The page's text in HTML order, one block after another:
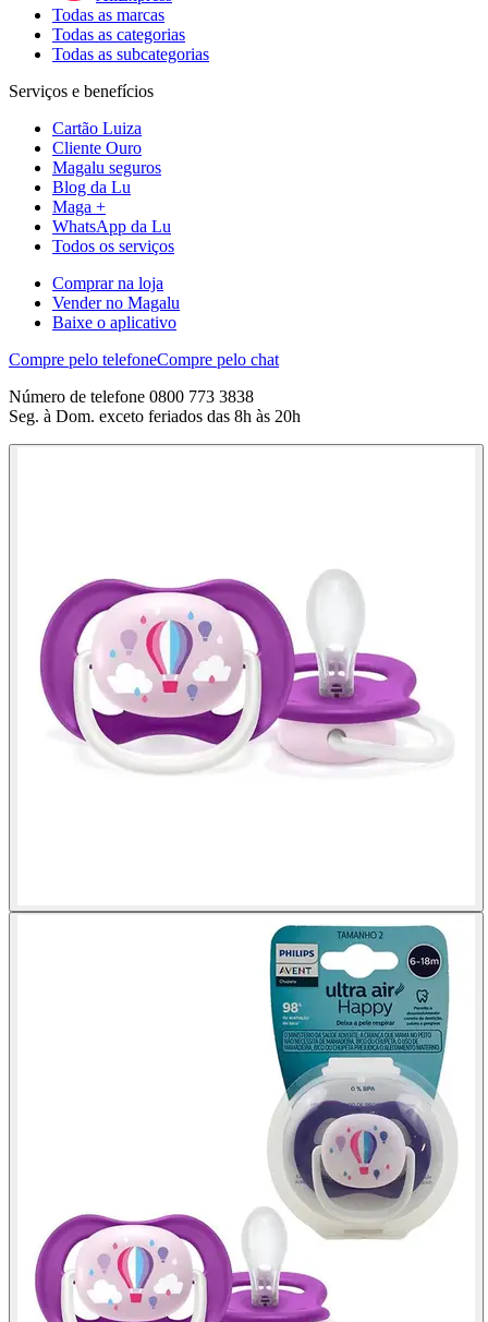
Todas as marcas
Todas as categorias
Todas as subcategorias
Serviços e benefícios
Cartão Luiza
Cliente Ouro
Magalu seguros
Blog da Lu
Maga +
WhatsApp da Lu
Todos os serviços
Comprar na loja
Vender no Magalu
Baixe o aplicativo
Compre pelo telefoneCompre pelo chat
Número de telefone 0800 773 3838
Seg. à Dom. exceto feriados das 8h às 20h